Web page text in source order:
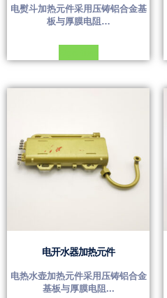
电熨斗加热元件采用压铸铝合金基
板与厚膜电阻…
电开水器加热元件
电热水壶加热元件采用压铸铝合金
基板与厚膜电阻...